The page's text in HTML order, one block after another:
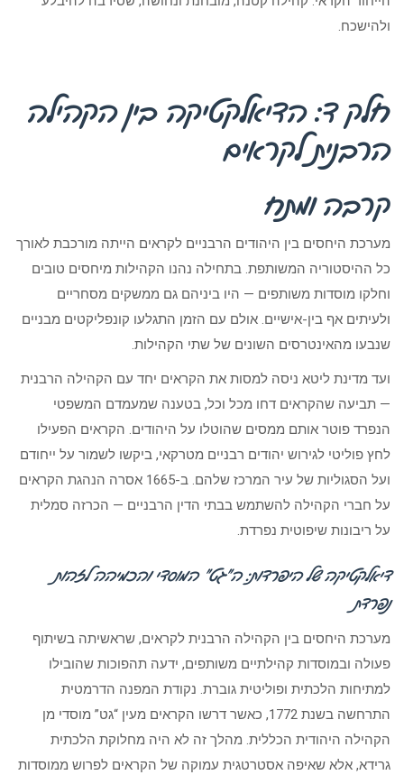
ולהישכח.
חלק ד: הדיאלקטיקה בין הקהילה
הרבנית לקראים
קרבה ומתח
מערכת היחסים בין היהודים הרבניים לקראים הייתה מורכבת לאורך
כל ההיסטוריה המשותפת. בתחילה נהנו הקהילות מיחסים טובים
וחלקו מוסדות משותפים — היו ביניהם גם ממשקים מסחריים
ולעיתים אף בין-אישיים. אולם עם הזמן התגלעו קונפליקטים מבניים
שנבעו מהאינטרסים השונים של שתי הקהילות.
ועד מדינת ליטא ניסה למסות את הקראים יחד עם הקהילה הרבנית
— תביעה שהקראים דחו מכל וכל, בטענה שמעמדם המשפטי
הנפרד פוטר אותם ממסים שהוטלו על היהודים. הקראים הפעילו
לחץ פוליטי לגירוש יהודים רבניים מטרקאי, ביקשו לשמור על ייחודם
ועל הסגוליות של עיר המרכז שלהם. ב-1665 אסרה הנהגת הקראים
על חברי הקהילה להשתמש בבתי הדין הרבניים — הכרזה סמלית
על ריבונות שיפוטית נפרדת.
דיאלקטיקה של היפרדות: ה”גט” המוסדי והכמיהה לזהות
נפרדת
מערכת היחסים בין הקהילה הרבנית לקראים, שראשיתה בשיתוף
פעולה ובמוסדות קהילתיים משותפים, ידעה תהפוכות שהובילו
למתיחות הלכתית ופוליטית גוברת. נקודת המפנה הדרמטית
התרחשה בשנת 1772, כאשר דרשו הקראים מעין “גט” מוסדי מן
הקהילה היהודית הכללית. מהלך זה לא היה מחלוקת הלכתית
גרידא, אלא שאיפה אסטרטגית עמוקה של הקראים לפרוש ממוסדות